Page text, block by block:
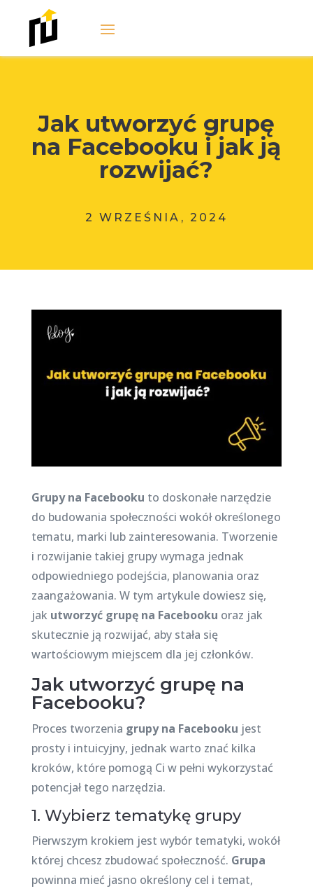
Jak utworzyć grupę
na Facebooku i jak ją
rozwijać?
2 WRZEŚNIA, 2024
Grupy na Facebooku to doskonałe narzędzie
do budowania społeczności wokół określonego
tematu, marki lub zainteresowania. Tworzenie
i rozwijanie takiej grupy wymaga jednak
odpowiedniego podejścia, planowania oraz
zaangażowania. W tym artykule dowiesz się,
jak utworzyć grupę na Facebooku oraz jak
skutecznie ją rozwijać, aby stała się
wartościowym miejscem dla jej członków.
Jak utworzyć grupę na
Facebooku?
Proces tworzenia grupy na Facebooku jest
prosty i intuicyjny, jednak warto znać kilka
kroków, które pomogą Ci w pełni wykorzystać
potencjał tego narzędzia.
1. Wybierz tematykę grupy
Pierwszym krokiem jest wybór tematyki, wokół
której chcesz zbudować społeczność. Grupa
powinna mieć jasno określony cel i temat,